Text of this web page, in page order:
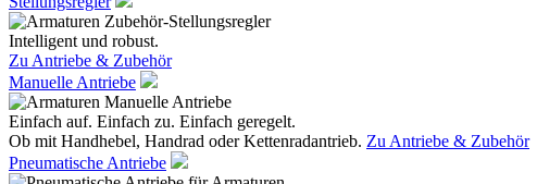
Intelligent und robust.
Zu Antriebe & Zubehör
Manuelle Antriebe
Einfach auf. Einfach zu. Einfach geregelt.
Ob mit Handhebel, Handrad oder Kettenradantrieb. Zu Antriebe & Zubehör
Pneumatische Antriebe